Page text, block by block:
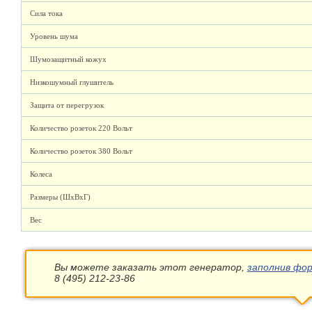
Сила тока
Уровень шума
Шумозащитный кожух
Низкошумный глушитель
Защита от перегрузок
Количество розеток 220 Вольт
Количество розеток 380 Вольт
Колеса
Размеры (ШхВхГ)
Вес
Вы можете заказать этот генератор, заполнив
8 (495) 212-23-86